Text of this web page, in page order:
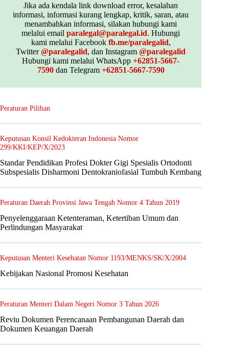
Jika ada kendala link download error, kesalahan
informasi, informasi kurang lengkap, kritik, saran, atau
menambahkan informasi, silakan hubungi kami
melalui emailparalegal@paralegal.id. Hubungi
kami melalui Facebook fb.me/paralegalid,
Twitter@paralegalid, dan Instagram@paralegalid
Hubungi kami melalui WhatsApp+62851-5667-
7590dan Telegram +62851-5667-7590
Peraturan Pilihan
Keputusan Konsil Kedokteran Indonesia Nomor
299/KKI/KEP/X/2023
Standar Pendidikan Profesi Dokter Gigi Spesialis Ortodonti
Subspesialis Disharmoni Dentokraniofasial Tumbuh Kembang
Peraturan Daerah Provinsi Jawa Tengah Nomor 4 Tahun 2019
Penyelenggaraan Ketenteraman, Ketertiban Umum dan
Perlindungan Masyarakat
Keputusan Menteri Kesehatan Nomor 1193/MENKS/SK/X/2004
Kebijakan Nasional Promosi Kesehatan
Peraturan Menteri Dalam Negeri Nomor 3 Tahun 2026
Reviu Dokumen Perencanaan Pembangunan Daerah dan
Dokumen Keuangan Daerah